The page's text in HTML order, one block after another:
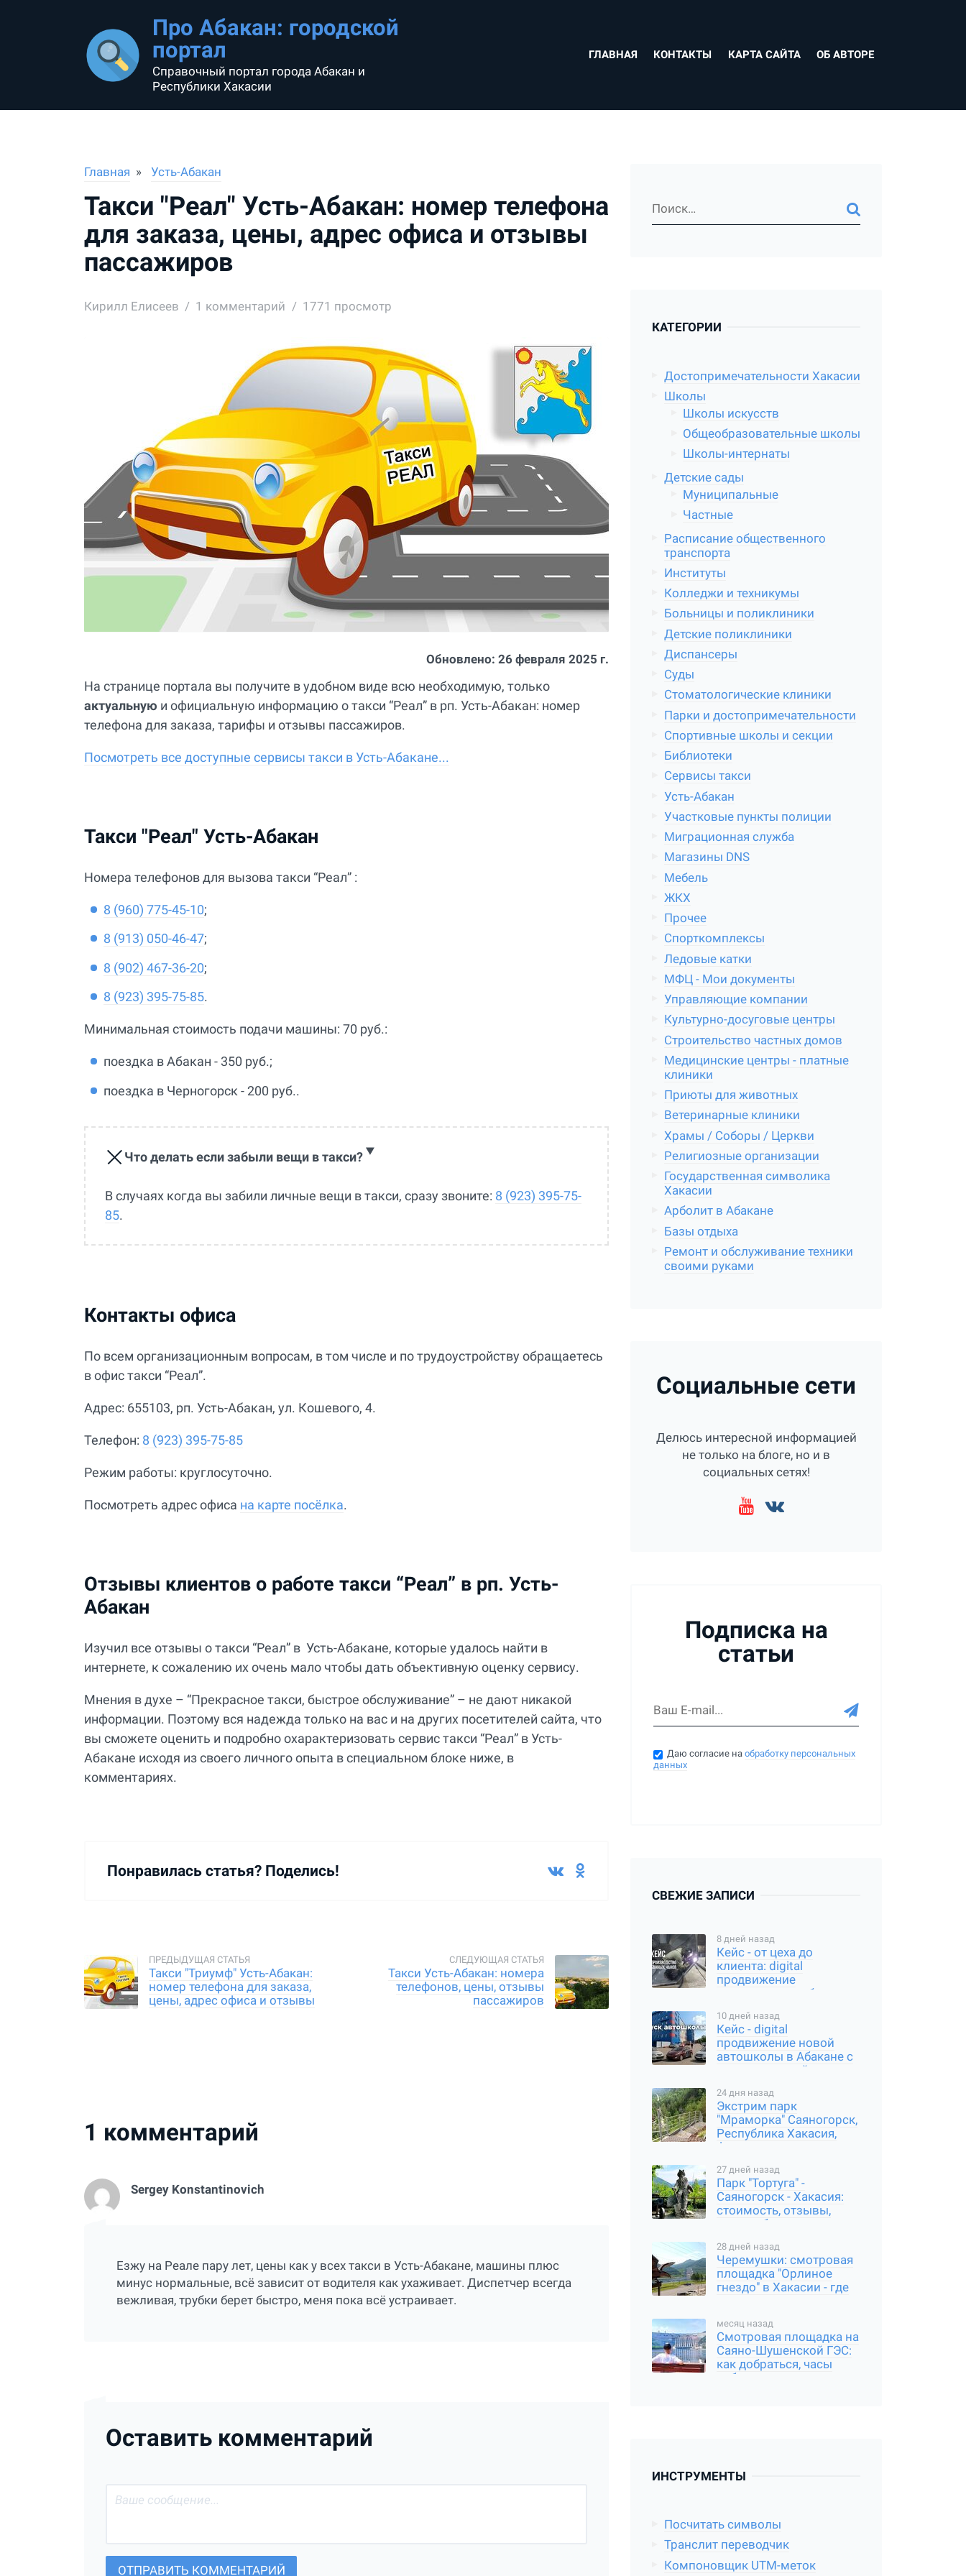
Про Абакан: городской
портал
Справочный портал города Абакан и
Республики Хакасии
ГЛАВНАЯ КОНТАКТЫ КАРТА САЙТА ОБ АВТОРЕ
Главная Усть-Абакан
Такси "Реал" Усть-Абакан: номер телефона
для заказа, цены, адрес офиса и отзывы
пассажиров
Кирилл Елисеев 1 комментарий 1771 просмотр
Обновлено: 26 февраля 2025 г.
На странице портала вы получите в удобном виде всю необходимую, только
актуальную и официальную информацию о такси “Реал” в рп. Усть-Абакан: номер
телефона для заказа, тарифы и отзывы пассажиров.
Посмотреть все доступные сервисы такси в Усть-Абакане...
Такси "Реал" Усть-Абакан
Номера телефонов для вызова такси “Реал” :
8 (960) 775-45-10;
8 (913) 050-46-47;
8 (902) 467-36-20;
8 (923) 395-75-85.
Минимальная стоимость подачи машины: 70 руб.:
поездка в Абакан - 350 руб.;
поездка в Черногорск - 200 руб..
Что делать если забыли вещи в такси?
В случаях когда вы забили личные вещи в такси, сразу звоните: 8 (923) 395-75-
85.
Контакты офиса
По всем организационным вопросам, в том числе и по трудоустройству обращаетесь
в офис такси “Реал”.
Адрес: 655103, рп. Усть-Абакан, ул. Кошевого, 4.
Телефон: 8 (923) 395-75-85
Режим работы: круглосуточно.
Посмотреть адрес офиса на карте посёлка.
Отзывы клиентов о работе такси “Реал” в рп. Усть-
Абакан
Изучил все отзывы о такси “Реал” в Усть-Абакане, которые удалось найти в
интернете, к сожалению их очень мало чтобы дать объективную оценку сервису.
Мнения в духе – “Прекрасное такси, быстрое обслуживание” – не дают никакой
информации. Поэтому вся надежда только на вас и на других посетителей сайта, что
вы сможете оценить и подробно охарактеризовать сервис такси “Реал” в Усть-
Абакане исходя из своего личного опыта в специальном блоке ниже, в
комментариях.
Понравилась статья? Поделись!
Такси "Триумф" Усть-Абакан:
номер телефона для заказа,
цены, адрес офиса и отзывы
Такси Усть-Абакан: номера
телефонов, цены, отзывы
пассажиров
1 комментарий
Sergey Konstantinovich
Езжу на Реале пару лет, цены как у всех такси в Усть-Абакане, машины плюс
минус нормальные, всё зависит от водителя как ухаживает. Диспетчер всегда
вежливая, трубки берет быстро, меня пока всё устраивает.
Оставить комментарий
ОТПРАВИТЬ КОММЕНТАРИЙ
КАТЕГОРИИ
Достопримечательности Хакасии
Школы
Школы искусств
Общеобразовательные школы
Школы-интернаты
Детские сады
Муниципальные
Частные
Расписание общественного
транспорта
Институты
Колледжи и техникумы
Больницы и поликлиники
Детские поликлиники
Диспансеры
Суды
Стоматологические клиники
Парки и достопримечательности
Спортивные школы и секции
Библиотеки
Сервисы такси
Усть-Абакан
Участковые пункты полиции
Миграционная служба
Магазины DNS
Мебель
ЖКХ
Прочее
Спорткомплексы
Ледовые катки
МФЦ - Мои документы
Управляющие компании
Культурно-досуговые центры
Строительство частных домов
Медицинские центры - платные
клиники
Приюты для животных
Ветеринарные клиники
Храмы / Соборы / Церкви
Религиозные организации
Государственная символика
Хакасии
Арболит в Абакане
Базы отдыха
Ремонт и обслуживание техники
своими руками
Социальные сети
Делюсь интересной информацией
не только на блоге, но и в
социальных сетях!
Подписка на
статьи
Даю согласие наобработку персональных
данных
СВЕЖИЕ ЗАПИСИ
8 дней назад
Кейс - от цеха до
клиента: digital
продвижение
производителя банных
10 дней назад
Кейс - digital
продвижение новой
автошколы в Абакане с
нуля: карты, сайт,
24 дня назад
Экстрим парк
"Мраморка" Саяногорск,
Республика Хакасия,
фото, стоимость, как
27 дней назад
Парк "Тортуга" -
Саяногорск - Хакасия:
стоимость, отзывы,
часы работы, где
28 дней назад
Черемушки: смотровая
площадка "Орлиное
гнездо" в Хакасии - где
месяц назад
Смотровая площадка на
Саяно-Шушенской ГЭС:
как добраться, часы
работы
ИНСТРУМЕНТЫ
Посчитать символы
Транслит переводчик
Компоновщик UTM-меток